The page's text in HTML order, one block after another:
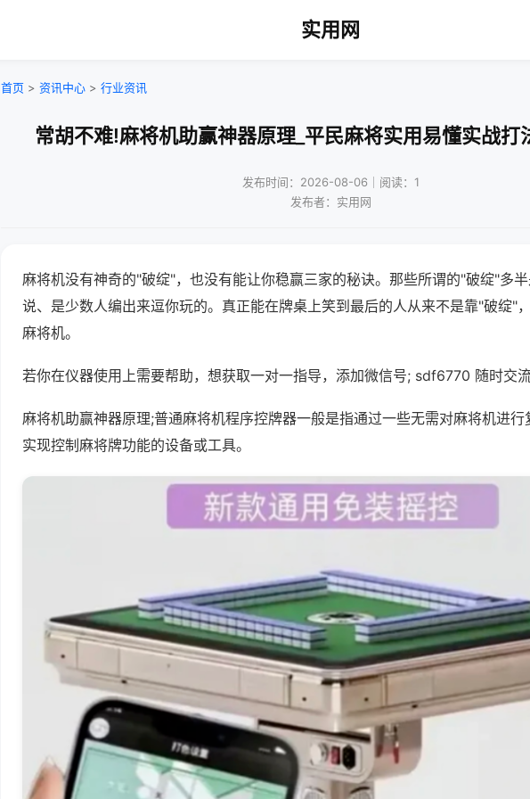
实用网
首页 > 资讯中心 > 行业资讯
常胡不难!麻将机助赢神器原理_平民麻将实用易懂实战打
发布时间：2026-08-06｜阅读：1
发布者：实用网
麻将机没有神奇的"破绽"，也没有能让你稳赢三家的秘诀。那些所谓的"破绽"多
说、是少数人编出来逗你玩的。真正能在牌桌上笑到最后的人从来不是靠"破绽"
麻将机。
若你在仪器使用上需要帮助，想获取一对一指导，添加微信号; sdf6770 随时交
麻将机助赢神器原理;普通麻将机程序控牌器一般是指通过一些无需对麻将机进
实现控制麻将牌功能的设备或工具。